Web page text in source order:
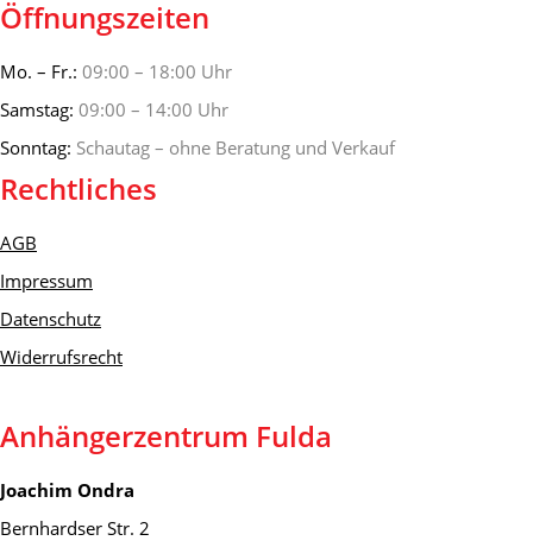
Öffnungszeiten
Mo. – Fr.: 09:00 – 18:00 Uhr
Samstag: 09:00 – 14:00 Uhr
Sonntag: Schautag – ohne Beratung und Verkauf
Rechtliches
AGB
Impressum
Datenschutz
Widerrufsrecht
Anhängerzentrum Fulda
Joachim Ondra
Bernhardser Str. 2